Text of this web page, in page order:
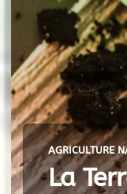
AGRICULTURE
La